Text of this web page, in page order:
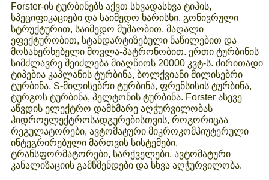
Forster-ის ტურბინებს აქვთ სხვადასხვა ტიპის,
სპეციფიკაციები და საიმედო ხარისხი, გონივრული
სტრუქტურით, საიმედო მუშაობით, მაღალი
ეფექტურობით, სტანდარტიზებული ნაწილებით და
მოსახერხებელი მოვლა-პატრონობით. ერთი ტურბინის
სიმძლავრე შეიძლება მიაღწიოს 20000 კვტ-ს. ძირითადი
ტიპებია კაპლანის ტურბინა, ბოლქვიანი მილისებრი
ტურბინა, S-მილისებრი ტურბინა, ფრენსისის ტურბინა,
ტურგოს ტურბინა, პელტონის ტურბინა. Forster ასევე
აწვდის ელექტრო დამხმარე აღჭურვილობას
ჰიდროელექტროსადგურებისთვის, როგორიცაა
რეგულატორები, ავტომატური მიკროკომპიუტერული
ინტეგრირებული მართვის სისტემები,
ტრანსფორმატორები, სარქველები, ავტომატური
კანალიზაციის გამწმენდები და სხვა აღჭურვილობა.